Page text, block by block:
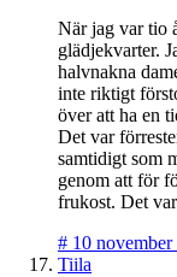
När jag var tio
glädjekvarter.
halvnakna
inte riktigt
över att ha en
Det var
samtidigt som
genom att för
frukost. Det
# 10
Tiila